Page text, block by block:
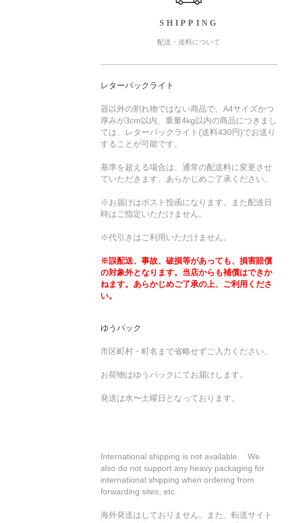
SHIPPING
配送・送料について
レターパックライト
器以外の割れ物ではない商品で、A4サイズかつ
厚みが3cm以内、重量4kg以内の商品につきまし
ては、レターパックライト(送料430円)でお送り
することが可能です。
基準を超える場合は、通常の配送料に変更させ
ていただきます。あらかじめご了承ください。
※お届けはポスト投函になります。また配送日
時はご指定いただけません。
※代引きはご利用いただけません。
※誤配送、事故、破損等があっても、損害賠償
の対象外となります。当店からも補償はできか
ねます。あらかじめご了承の上、ご利用くださ
い。
ゆうパック
市区町村・町名まで省略せずご入力ください。
お荷物はゆうパックにてお届けします。
発送は水〜土曜日となっております。
International shipping is not available. We
also do not support any heavy packaging for
international shipping when ordering from
forwarding sites, etc.
海外発送はしておりません。また、転送サイト